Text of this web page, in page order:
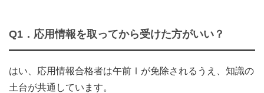
Q1．応用情報を取ってから受けた方がいい？
はい、応用情報合格者は午前Ⅰが免除されるうえ、知識の
土台が共通しています。